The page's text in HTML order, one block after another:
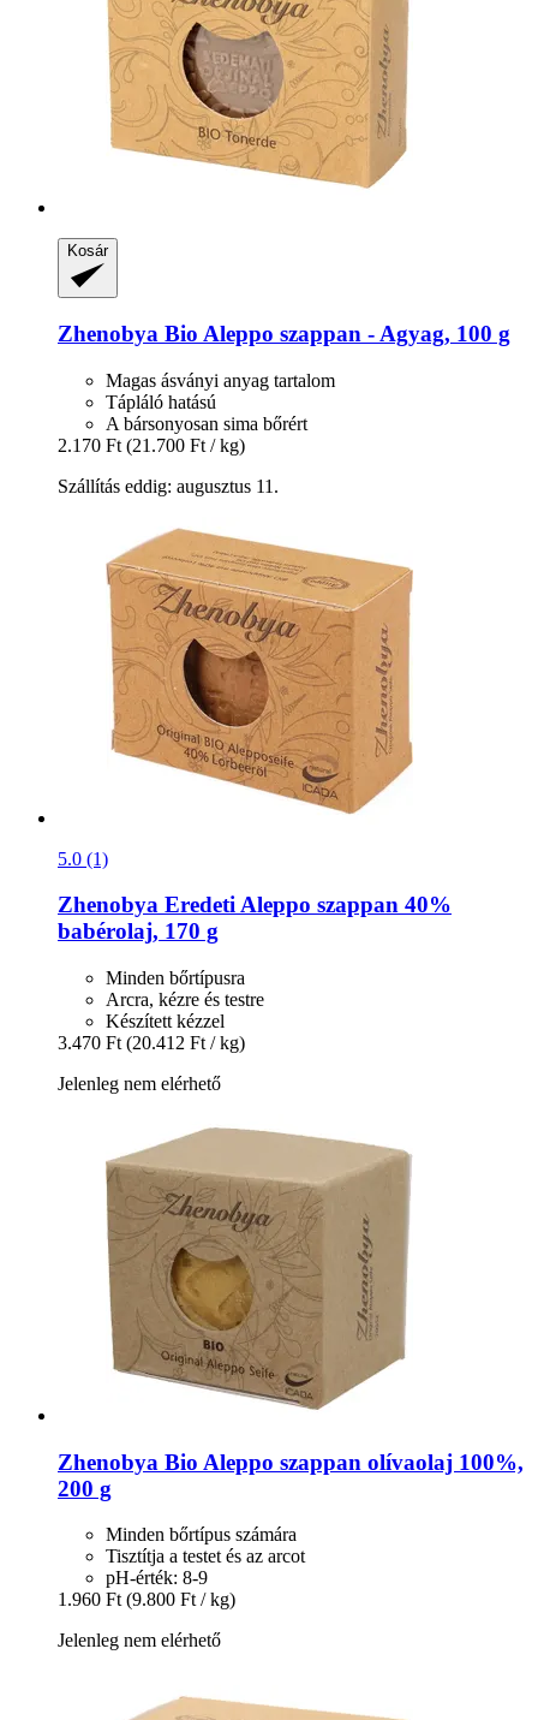
Kosár
Zhenobya Bio Aleppo szappan -​ Agyag, 100 g
Magas ásványi anyag tartalom
Tápláló hatású
A bársonyosan sima bőrért
2.170 Ft (21.700 Ft / kg)
Szállítás eddig: augusztus 11.
5.0 (1)
Zhenobya Eredeti Aleppo szappan 40%
babérolaj, 170 g
Minden bőrtípusra
Arcra, kézre és testre
Készített kézzel
3.470 Ft (20.412 Ft / kg)
Jelenleg nem elérhető
Zhenobya Bio Aleppo szappan olívaolaj 100%,
200 g
Minden bőrtípus számára
Tisztítja a testet és az arcot
pH-érték: 8-9
1.960 Ft (9.800 Ft / kg)
Jelenleg nem elérhető